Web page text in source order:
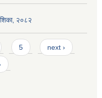
२०८२
5 next ›